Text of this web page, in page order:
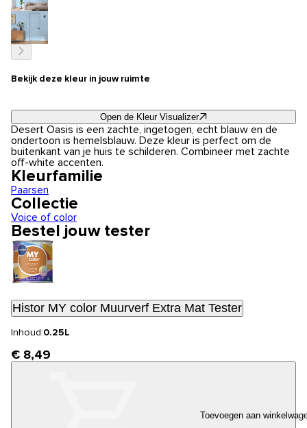
Bekijk deze kleur in jouw ruimte
Open de Kleur Visualizer
Desert Oasis is een zachte, ingetogen, echt blauw en de
ondertoon is hemelsblauw. Deze kleur is perfect om de
buitenkant van je huis te schilderen. Combineer met zachte
off-white accenten.
Kleurfamilie
Paarsen
Collectie
Voice of color
Bestel jouw tester
Histor MY color Muurverf Extra Mat Tester
Inhoud:0.25L
€ 8,49
Toevoegen aan